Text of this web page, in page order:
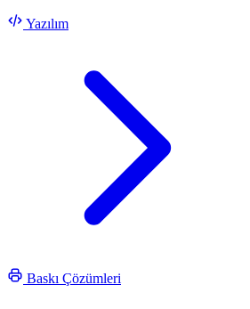
Yazılım
Baskı Çözümleri